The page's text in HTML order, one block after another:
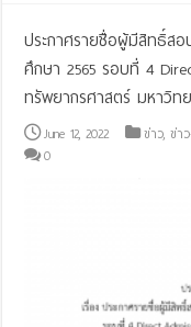
ประกาศรายชื่อผู้มีสิทธิ์ส
ศึกษา 2565 รอบที่ 4
ทรัพยากรศาสตร์ มหาวิท
June 12, 2022 ข่าว,ข่า
0